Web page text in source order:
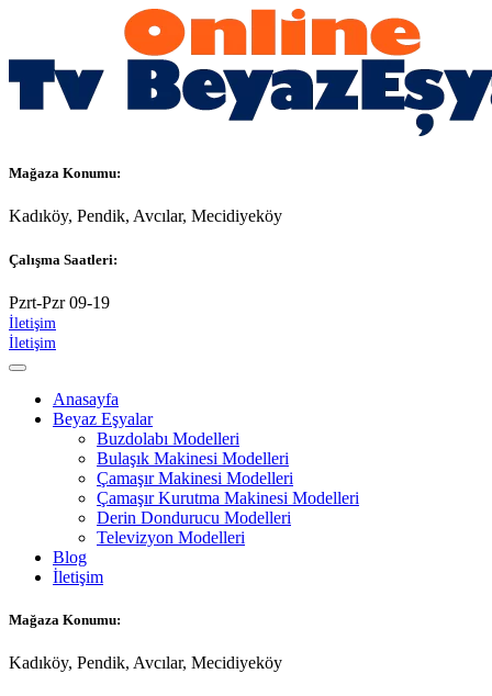
Mağaza Konumu:
Kadıköy, Pendik, Avcılar, Mecidiyeköy
Çalışma Saatleri:
Pzrt-Pzr 09-19
İletişim
İletişim
Anasayfa
Beyaz Eşyalar
Buzdolabı Modelleri
Bulaşık Makinesi Modelleri
Çamaşır Makinesi Modelleri
Çamaşır Kurutma Makinesi Modelleri
Derin Dondurucu Modelleri
Televizyon Modelleri
Blog
İletişim
Mağaza Konumu:
Kadıköy, Pendik, Avcılar, Mecidiyeköy